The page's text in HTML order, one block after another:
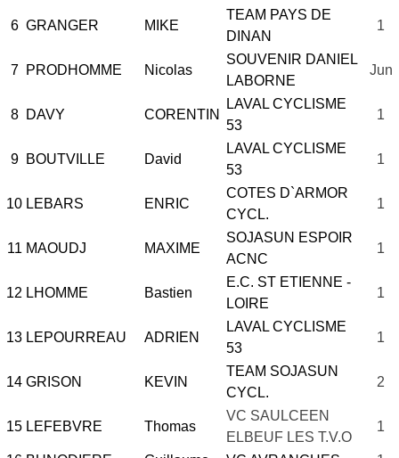
6 GRANGER MIKE
TEAM PAYS DE
DINAN
1
7 PRODHOMME Nicolas
SOUVENIR DANIEL
LABORNE
Jun
8 DAVY CORENTIN
LAVAL CYCLISME
53
1
9 BOUTVILLE David
LAVAL CYCLISME
53
1
10 LEBARS ENRIC
COTES D`ARMOR
CYCL.
1
11 MAOUDJ MAXIME
SOJASUN ESPOIR
ACNC
1
12 LHOMME Bastien
E.C. ST ETIENNE -
LOIRE
1
13 LEPOURREAU ADRIEN
LAVAL CYCLISME
53
1
14 GRISON KEVIN
TEAM SOJASUN
CYCL.
2
15 LEFEBVRE Thomas
VC SAULCEEN
ELBEUF LES T.V.O
1